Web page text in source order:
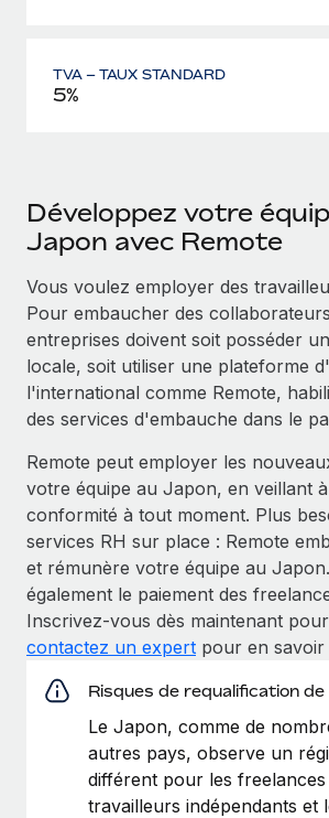
TVA – TAUX STANDARD
5%
Développez votre
Japon avec Remote
Vous voulez employer des
Pour embaucher des
entreprises doivent soit posséder
locale, soit utiliser une plateforme
l'international comme Remote,
des services d'embauche dans le
Remote peut employer les
votre équipe au Japon, en veillant
conformité à tout moment. Plus
services RH sur place : Remote
et rémunère votre équipe au
également le paiement des
Inscrivez-vous dès maintenant
contactez un expert pour en savoir
Risques de requalification
Le Japon, comme de
autres pays, observe un
différent pour les
travailleurs indépendants et